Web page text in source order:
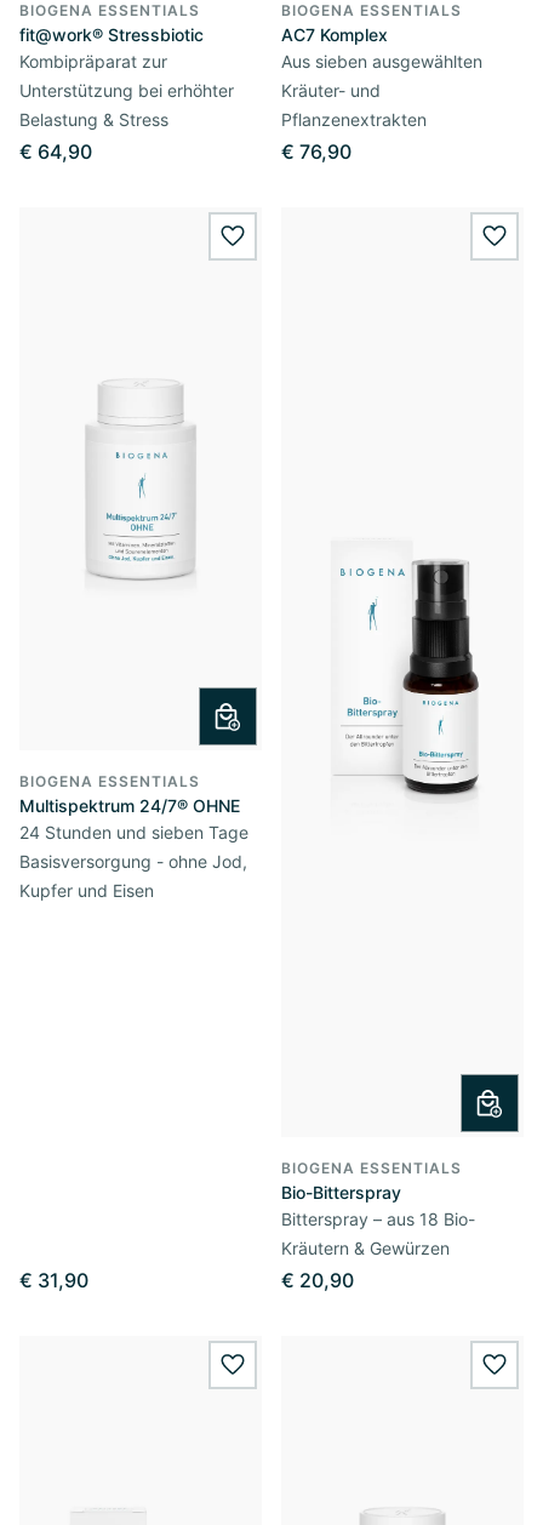
BIOGENA ESSENTIALS
fit@work® Stressbiotic
Kombipräparat zur
Unterstützung bei erhöhter
Belastung & Stress
€ 64,90
BIOGENA ESSENTIALS
AC7 Komplex
Aus sieben ausgewählten
Kräuter- und
Pflanzenextrakten
€ 76,90
wishlist.add
BIOGENA ESSENTIALS
Multispektrum 24/7® OHNE
24 Stunden und sieben Tage
Basisversorgung - ohne Jod,
Kupfer und Eisen
€ 31,90
BIOGENA ESSENTIALS
Bio-Bitterspray
Bitterspray – aus 18 Bio-
Kräutern & Gewürzen
€ 20,90
wishlist.add